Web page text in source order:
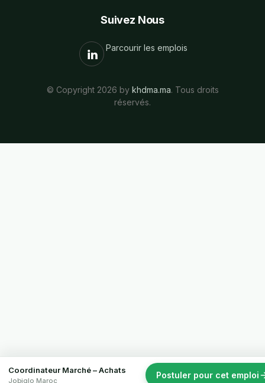
Coordinateur Marché – Achats
Jobiglo Maroc
Postuler pour cet emploi
Suivez Nous
Parcourir les emplois
© Copyright 2026 by khdma.ma. Tous droits
réservés.